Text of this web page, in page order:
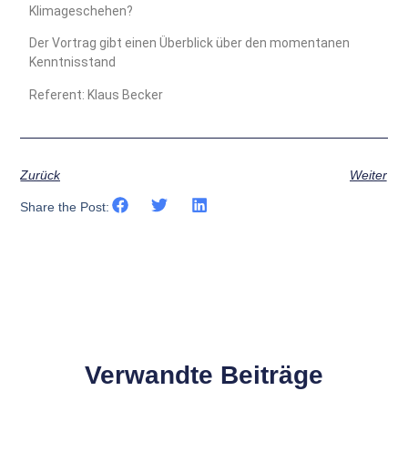
Klimageschehen?
Der Vortrag gibt einen Überblick über den momentanen
Kenntnisstand
Referent: Klaus Becker
Zurück Weiter
Share the Post:
Verwandte Beiträge